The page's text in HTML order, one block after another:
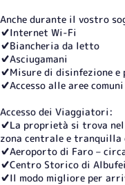
Anche durante il vostro
✔️Internet Wi-Fi
✔️Biancheria da letto
✔️Asciugamani
✔️Misure di disinfezione e
✔️Accesso alle aree
Accesso dei Viaggiatori:
✔️La proprietà si trova nel
zona centrale e
✔️Aeroporto di Faro –
✔️Centro Storico di
✔️Il modo migliore per